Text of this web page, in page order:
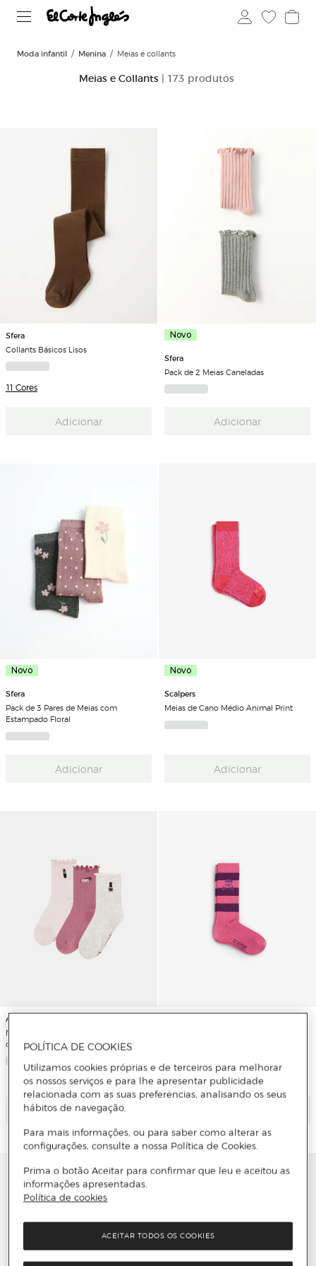
Moda infantil Menina Meias e collants
Meias e Collants | 173 produtos
Sfera
Collants Básicos Lisos
11 Cores
Adicionar
Novo
Sfera
Pack de 2 Meias Caneladas
Adicionar
Novo
Sfera
Pack de 3 Pares de Meias com
Estampado Floral
Adicionar
Novo
Scalpers
Meias de Cano Médio Animal Print
Adicionar
Abercrombie Kids
Meias Kids Half-Crew com Debruado
de Alface (Pack de 3 Pares)
Adicionar
Scalpers
3 Cores
POLÍTICA DE COOKIES
Utilizamos cookies próprias e de terceiros para melhorar
os nossos serviços e para lhe apresentar publicidade
relacionada com as suas preferências, analisando os seus
hábitos de navegação.
Para mais informações, ou para saber como alterar as
configurações, consulte a nossa Política de Cookies.
Prima o botão Aceitar para confirmar que leu e aceitou as
informações apresentadas.
Política de cookies
ACEITAR TODOS OS COOKIES